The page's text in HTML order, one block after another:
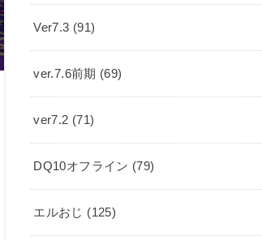
Ver7.3 (91)
ver.7.6前期 (69)
ver7.2 (71)
DQ10オフライン (79)
エルおじ (125)